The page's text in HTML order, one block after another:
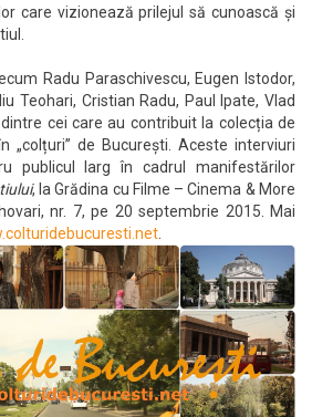
care vizionează prilejul să cunoască și
Radu Paraschivescu, Eugen Istodor,
Teohari, Cristian Radu, Paul Ipate, Vlad
cei care au contribuit la colecția de
„colțuri” de București. Aceste interviuri
publicul larg în cadrul manifestărilor
, la Grădina cu Filme – Cinema & More
nr. 7, pe 20 septembrie 2015. Mai